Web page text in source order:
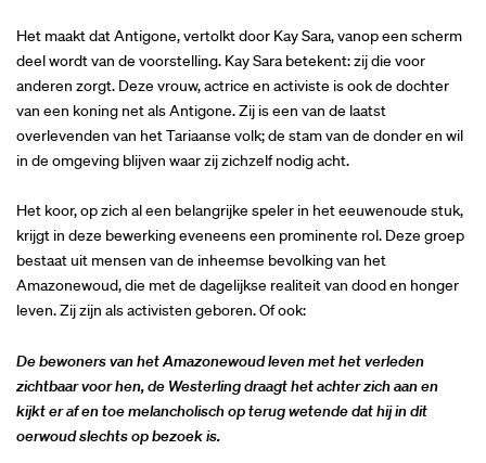
Het maakt dat Antigone, vertolkt door Kay Sara, vanop een scherm
deel wordt van de voorstelling. Kay Sara betekent: zij die voor
anderen zorgt. Deze vrouw, actrice en activiste is ook de dochter
van een koning net als Antigone. Zij is een van de laatst
overlevenden van het Tariaanse volk; de stam van de donder en wil
in de omgeving blijven waar zij zichzelf nodig acht.
Het koor, op zich al een belangrijke speler in het eeuwenoude stuk,
krijgt in deze bewerking eveneens een prominente rol. Deze groep
bestaat uit mensen van de inheemse bevolking van het
Amazonewoud, die met de dagelijkse realiteit van dood en honger
leven. Zij zijn als activisten geboren. Of ook:
De bewoners van het Amazonewoud leven met het verleden
zichtbaar voor hen, de Westerling draagt het achter zich aan en
kijkt er af en toe melancholisch op terug wetende dat hij in dit
oerwoud slechts op bezoek is.